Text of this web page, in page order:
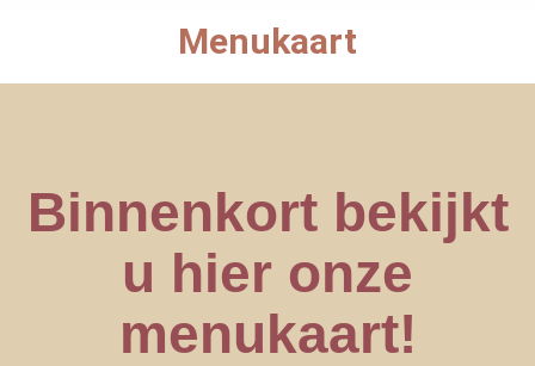
Menukaart
Binnenkort bekijkt
u hier onze
menukaart!